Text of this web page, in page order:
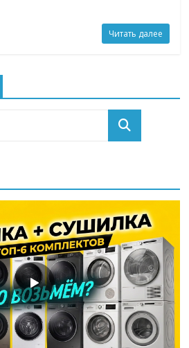
Читать далее